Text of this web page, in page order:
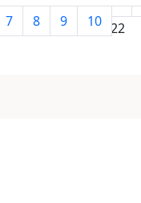
Strana 5 z 22
7 8 9 10